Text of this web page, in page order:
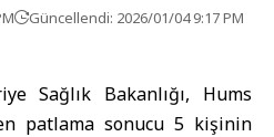
Güncellendi: 2026/01/04 9:17 PM
Sağlık Bakanlığı, Hums
patlama sonucu 5 kişinin